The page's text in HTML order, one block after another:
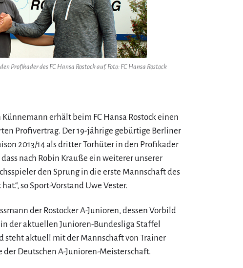
Profikader des FC Hansa Rostock auf. Foto: FC Hansa Rostock
erhält beim FC Hansa Rostock einen
Profivertrag. Der 19-jährige gebürtige Berliner
2013/14 als dritter Torhüter in den Profikader
nach Robin Krauße ein weiterer unserer
den Sprung in die erste Mannschaft des
so Sport-Vorstand Uwe Vester.
der Rostocker A-Junioren, dessen Vorbild
der aktuellen Junioren-Bundesliga Staffel
steht aktuell mit der Mannschaft von Trainer
der Deutschen A-Junioren-Meisterschaft.